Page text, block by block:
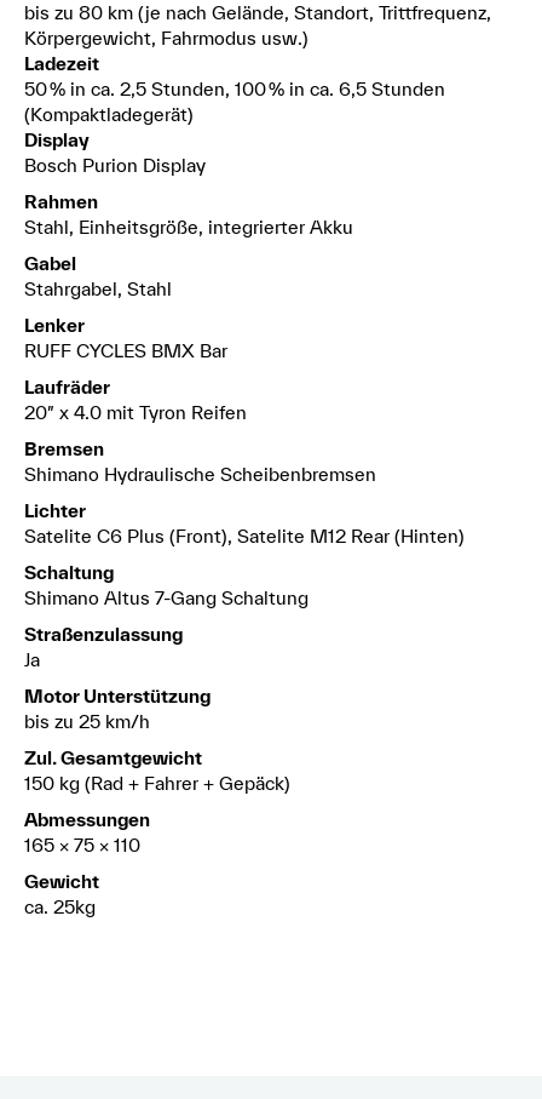
bis zu 80 km (je nach Gelände, Standort, Trittfrequenz,
Körpergewicht, Fahrmodus usw.)
Ladezeit
50 % in ca. 2,5 Stunden, 100 % in ca. 6,5 Stunden
(Kompaktladegerät)
Display
Bosch Purion Display
Rahmen
Stahl, Einheitsgröße, integrierter Akku
Gabel
Stahrgabel, Stahl
Lenker
RUFF CYCLES BMX Bar
Laufräder
20″ x 4.0 mit Tyron Reifen
Bremsen
Shimano Hydraulische Scheibenbremsen
Lichter
Satelite C6 Plus (Front), Satelite M12 Rear (Hinten)
Schaltung
Shimano Altus 7-Gang Schaltung
Straßenzulassung
Ja
Motor Unterstützung
bis zu 25 km/h
Zul. Gesamtgewicht
150 kg (Rad + Fahrer + Gepäck)
Abmessungen
165 × 75 × 110
Gewicht
ca. 25kg